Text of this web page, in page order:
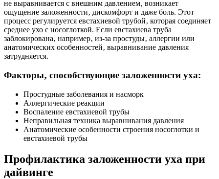
не выравнивается с внешним давлением‚ возникает
ощущение заложенности‚ дискомфорт и даже боль. Этот
процесс регулируется евстахиевой трубой‚ которая соединяет
среднее ухо с носоглоткой. Если евстахиева труба
заблокирована‚ например‚ из-за простуды‚ аллергии или
анатомических особенностей‚ выравнивание давления
затрудняется.
Факторы‚ способствующие заложенности уха:
Простудные заболевания и насморк
Аллергические реакции
Воспаление евстахиевой трубы
Неправильная техника выравнивания давления
Анатомические особенности строения носоглотки и
евстахиевой трубы
Профилактика заложенности уха при
дайвинге